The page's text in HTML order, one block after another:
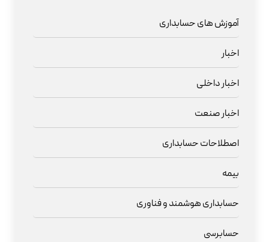
آموزش های حسابداری
اخبار
اخبار داخلی
اخبار صنعت
اصطلاحات حسابداری
بیمه
حسابداری هوشمند و فناوری
حسابرسی